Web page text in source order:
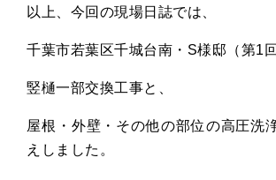
以上、今回の現場日誌では、
千葉市若葉区千城台南・S様邸（第1
竪樋一部交換工事と、
屋根・外壁・その他の部位の高圧洗
えしました。